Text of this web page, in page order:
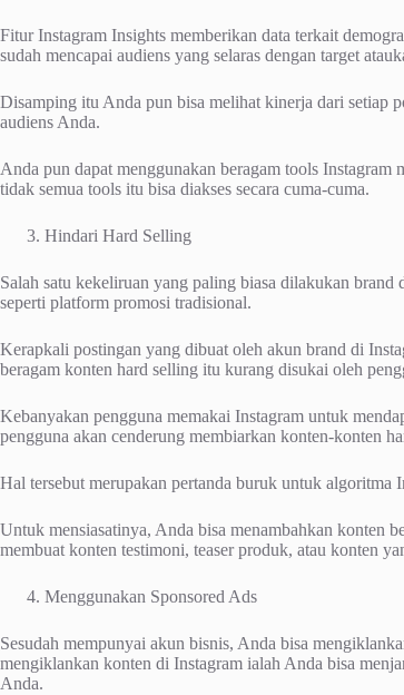
Fitur Instagram Insights memberikan data terkait
sudah mencapai audiens yang selaras dengan target
Disamping itu Anda pun bisa melihat kinerja dari setiap
audiens Anda.
Anda pun dapat menggunakan beragam tools
tidak semua tools itu bisa diakses secara cuma-cuma.
Hindari Hard Selling
Salah satu kekeliruan yang paling biasa dilakukan
seperti platform promosi tradisional.
Kerapkali postingan yang dibuat oleh akun brand di
beragam konten hard selling itu kurang disukai oleh
Kebanyakan pengguna memakai Instagram untuk
pengguna akan cenderung membiarkan konten-konten
Hal tersebut merupakan pertanda buruk untuk algoritma
Untuk mensiasatinya, Anda bisa menambahkan konten
membuat konten testimoni, teaser produk, atau konten
Menggunakan Sponsored Ads
Sesudah mempunyai akun bisnis, Anda bisa
mengiklankan konten di Instagram ialah Anda bisa
Anda.